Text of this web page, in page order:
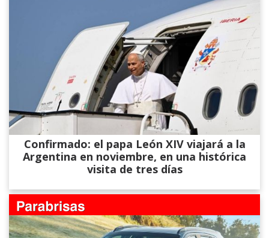
Confirmado: el papa León XIV viajará a la
Argentina en noviembre, en una histórica
visita de tres días